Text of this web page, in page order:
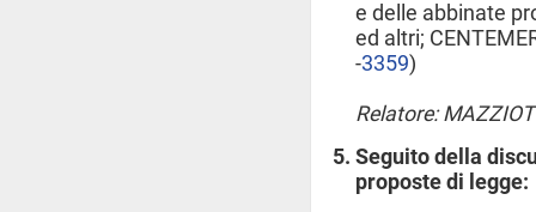
e delle abbinate
ed altri;
-3359​)
Relatore:
Seguito della
proposte di legge: